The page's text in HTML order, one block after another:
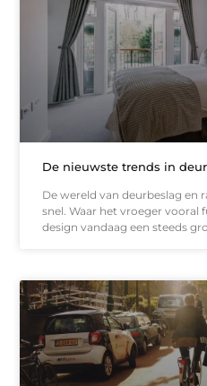
De nieuwste trends in
De wereld van deurbeslag en
snel. Waar het vroeger vooral
design vandaag een steeds